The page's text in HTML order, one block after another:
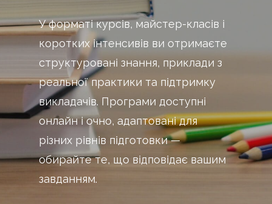
У форматі курсів, майстер-класів і
коротких інтенсивів ви отримаєте
структуровані знання, приклади з
реальної практики та підтримку
викладачів. Програми доступні
онлайн і очно, адаптовані для
різних рівнів підготовки —
обирайте те, що відповідає вашим
завданням.